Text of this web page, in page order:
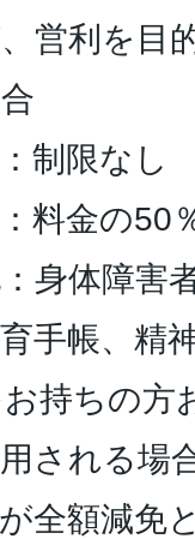
営利を目
制限なし
料金の50
：身体障害
手帳、精
持ちの方
される場
全額減免